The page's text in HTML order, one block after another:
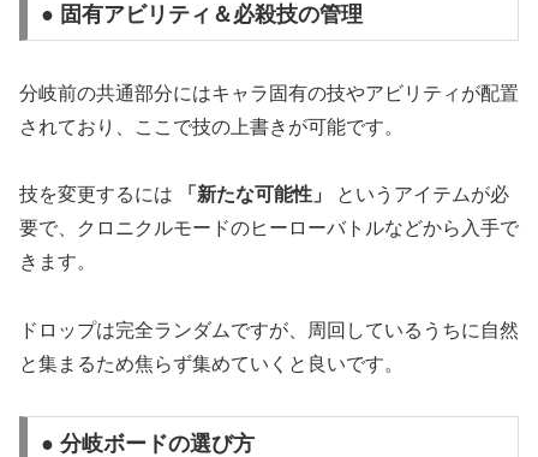
● 固有アビリティ＆必殺技の管理
分岐前の共通部分にはキャラ固有の技やアビリティが配置
されており、ここで技の上書きが可能です。
技を変更するには 「新たな可能性」
というアイテムが必
要で、クロニクルモードのヒーローバトルなどから入手で
きます。
ドロップは完全ランダムですが、周回しているうちに自然
と集まるため焦らず集めていくと良いです。
● 分岐ボードの選び方